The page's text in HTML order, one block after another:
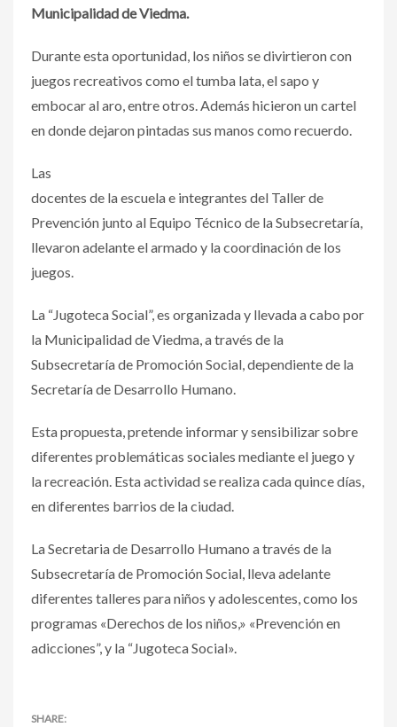
Municipalidad de Viedma.
Durante esta oportunidad, los niños se divirtieron con
juegos recreativos como el tumba lata, el sapo y
embocar al aro, entre otros. Además hicieron un cartel
en donde dejaron pintadas sus manos como recuerdo.
Las
docentes de la escuela e integrantes del Taller de
Prevención junto al Equipo Técnico de la Subsecretaría,
llevaron adelante el armado y la coordinación de los
juegos.
La “Jugoteca Social”, es organizada y llevada a cabo por
la Municipalidad de Viedma, a través de la
Subsecretaría de Promoción Social, dependiente de la
Secretaría de Desarrollo Humano.
Esta propuesta, pretende informar y sensibilizar sobre
diferentes problemáticas sociales mediante el juego y
la recreación. Esta actividad se realiza cada quince días,
en diferentes barrios de la ciudad.
La Secretaria de Desarrollo Humano a través de la
Subsecretaría de Promoción Social, lleva adelante
diferentes talleres para niños y adolescentes, como los
programas «Derechos de los niños,» «Prevención en
adicciones”, y la “Jugoteca Social».